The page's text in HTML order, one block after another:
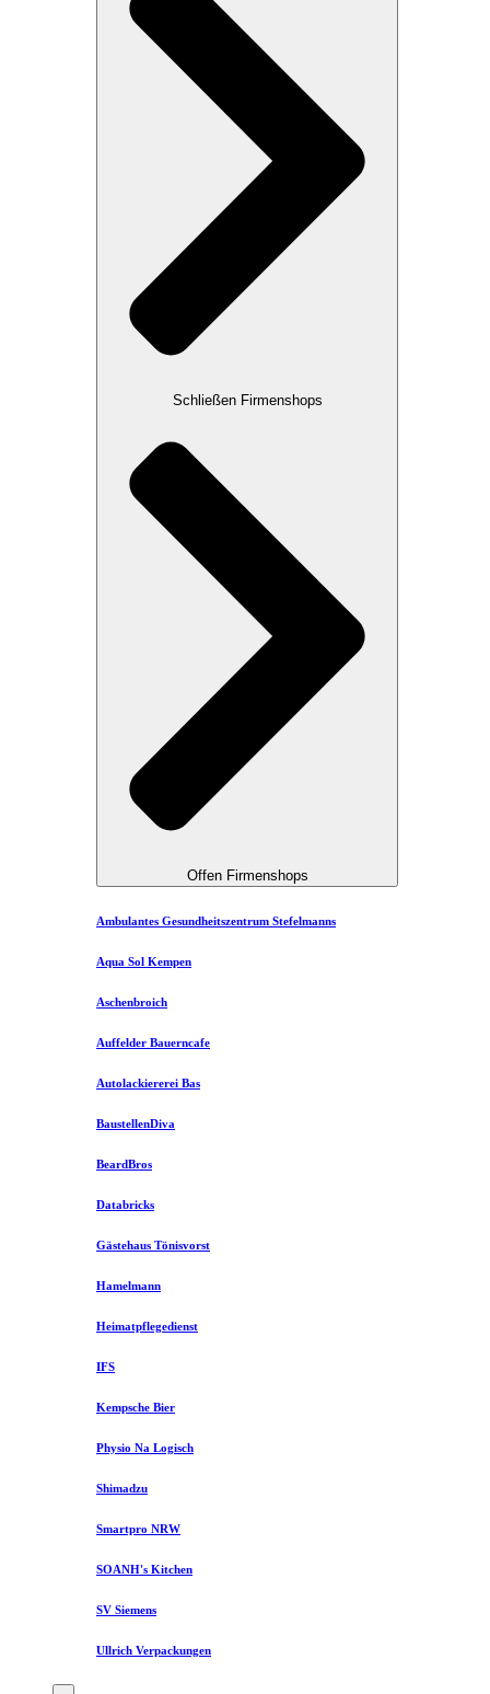
Schließen Firmenshops
Offen Firmenshops
Ambulantes Gesundheitszentrum Stefelmanns
Aqua Sol Kempen
Aschenbroich
Auffelder Bauerncafe
Autolackiererei Bas
BaustellenDiva
BeardBros
Databricks
Gästehaus Tönisvorst
Hamelmann
Heimatpflegedienst
IFS
Kempsche Bier
Physio Na Logisch
Shimadzu
Smartpro NRW
SOANH's Kitchen
SV Siemens
Ullrich Verpackungen